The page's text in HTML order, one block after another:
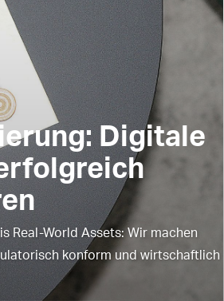
Digitale
Real-World Assets: Wir machen
konform und wirtschaftlich